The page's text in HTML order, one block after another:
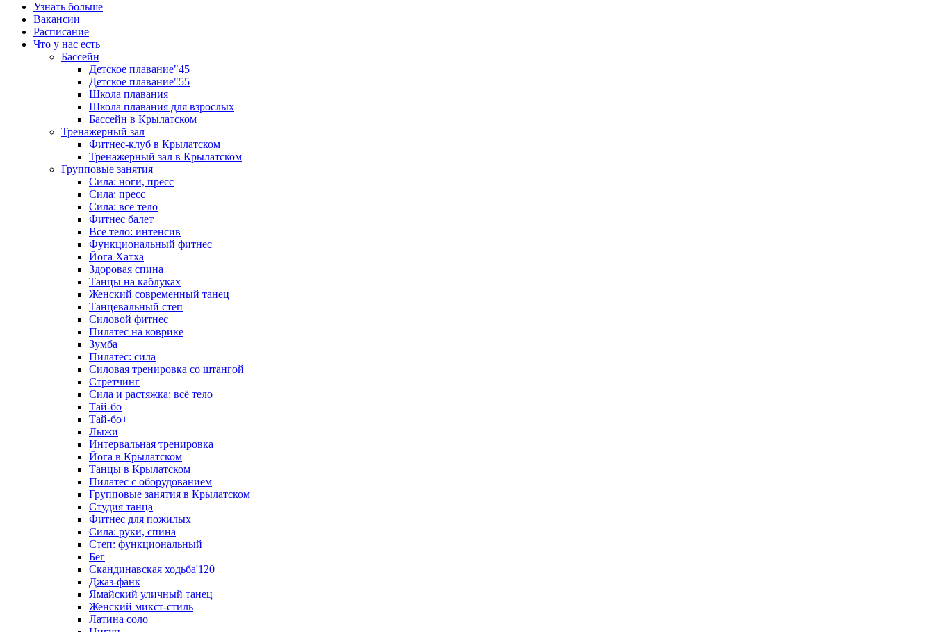
Узнать больше
Вакансии
Расписание
Что у нас есть
Бассейн
Детское плавание"45
Детское плавание"55
Школа плавания
Школа плавания для взрослых
Бассейн в Крылатском
Тренажерный зал
Фитнес-клуб в Крылатском
Тренажерный зал в Крылатском
Групповые занятия
Сила: ноги, пресс
Сила: пресс
Сила: все тело
Фитнес балет
Все тело: интенсив
Функциональный фитнес
Йога Хатха
Здоровая спина
Танцы на каблуках
Женский современный танец
Танцевальный степ
Силовой фитнес
Пилатес на коврике
Зумба
Пилатес: сила
Силовая тренировка со штангой
Стретчинг
Сила и растяжка: всё тело
Тай-бо
Тай-бо+
Лыжи
Интервальная тренировка
Йога в Крылатском
Танцы в Крылатском
Пилатес с оборудованием
Групповые занятия в Крылатском
Студия танца
Фитнес для пожилых
Сила: руки, спина
Степ: функциональный
Бег
Скандинавская ходьба'120
Джаз-фанк
Ямайский уличный танец
Женский микст-стиль
Латина соло